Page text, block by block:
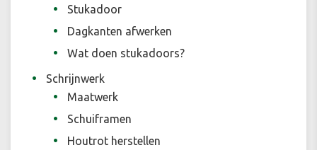
Stukadoor
Dagkanten afwerken
Wat doen stukadoors?
Schrijnwerk
Maatwerk
Schuiframen
Houtrot herstellen